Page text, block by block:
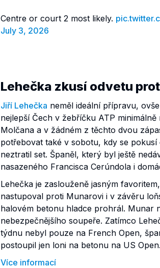
Centre or court 2 most likely.
July 3, 2026
Lehečka zkusí odvetu
Jiří Lehečka neměl ideální přípravu,
nejlepší Čech v žebříčku ATP
Molčana a v žádném z těchto dvou
potřebovat také v sobotu, kdy se
neztratil set. Španěl, který byl ještě
nasazeného Francisca Cerúndola i
Lehečka je zaslouženě jasným
nastupoval proti Munarovi i v závěru
halovém betonu hladce prohrál. Munar
nebezpečnějšího soupeře. Zatímco
týdnu nebyl pouze na French Open,
postoupil jen loni na betonu na US Open.
Více informací